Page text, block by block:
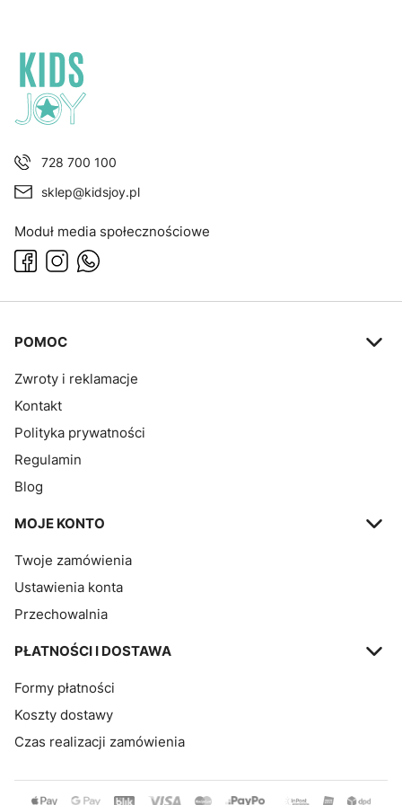
728 700 100
sklep@kidsjoy.pl
Moduł media społecznościowe
Linki w stopce
POMOC
Zwroty i reklamacje
Kontakt
Polityka prywatności
Regulamin
Blog
MOJE KONTO
Twoje zamówienia
Ustawienia konta
Przechowalnia
PŁATNOŚCI I DOSTAWA
Formy płatności
Koszty dostawy
Czas realizacji zamówienia